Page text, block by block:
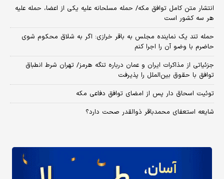
انتشار متن کامل توافق مکه/ حمله مسلحانه علیه یکی از اعضا، حمله علیه
هر سه کشور است
حمله تند یک نماینده مجلس به باقر خرازی: اگر به شلاق محکوم شوی
حاضرم با وضو آن را اجرا کنم
جزئیاتی از مذاکرات ایران و عمان درباره تنگه هرمز/ تهران شرط انطباق
توافق با حقوق بین‌الملل را پذیرفت
توئیت اسحاق دار پس از امضای توافق دفاعی مکه
شایعه استعفای محمدباقر ذوالقدر صحت دارد؟